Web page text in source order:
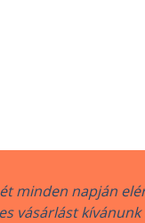
minden napján
vásárlást kívánunk